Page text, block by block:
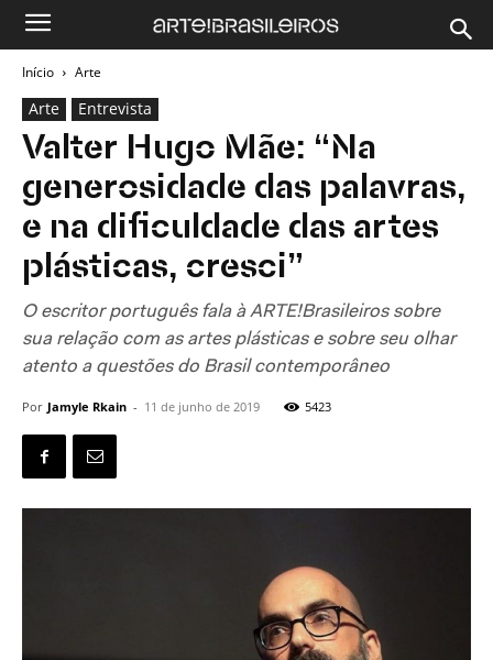
Início Arte
Arte Entrevista
Valter Hugo Mãe: “Na
generosidade das palavras,
e na dificuldade das artes
plásticas, cresci”
O escritor português fala à ARTE!Brasileiros sobre
sua relação com as artes plásticas e sobre seu olhar
atento a questões do Brasil contemporâneo
Por Jamyle Rkain - 11 de junho de 2019 5423